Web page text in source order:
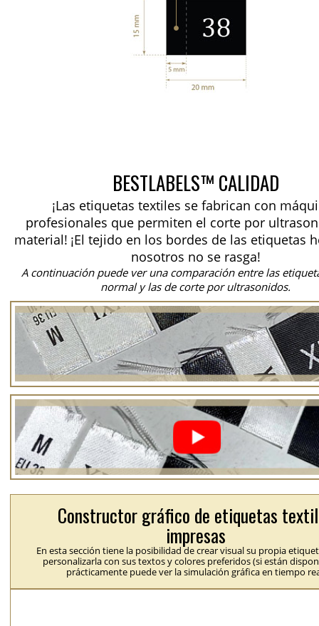
BESTLABELS™ CALIDAD
¡Las etiquetas textiles se fabrican con
profesionales que permiten el corte por
material! ¡El tejido en los bordes de las etiquetas
nosotros no se rasga!
A continuación puede ver una comparación entre las
normal y las de corte por ultrasonidos.
Constructor gráfico de etiquetas
impresas
En esta sección tiene la posibilidad de crear visual su propia
personalizarla con sus textos y colores preferidos (si están
prácticamente puede ver la simulación gráfica en tiempo